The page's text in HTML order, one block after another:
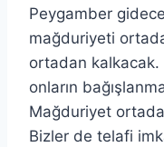
Peygamber
mağduriyeti
ortadan kalkacak.
onların
Mağduriyet
Bizler de telafi